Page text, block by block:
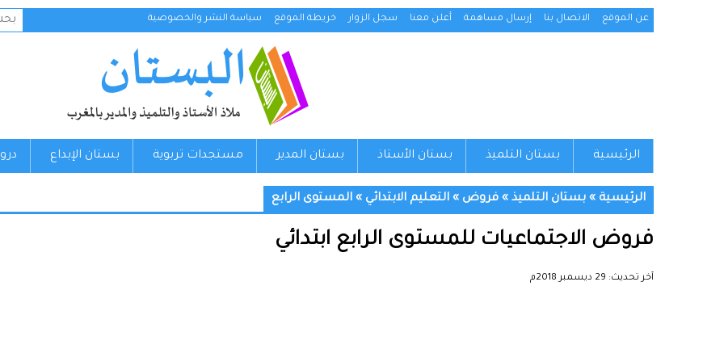
عن الموقع الاتصال بنا إرسال مساهمة أعلن معنا سجل الزوار خريطة الموقع سياسة النشر والخصوصية
عن:
الرئيسية بستان التلميذ بستان الأستاذ بستان المدير مستجدات تربوية بستان الإبداع
الرئيسية » بستان التلميذ » فروض » التعليم الابتدائي » المستوى الرابع
فروض الاجتماعيات للمستوى الرابع ابتدائي
آخر تحديث: 29 ديسمبر 2018م